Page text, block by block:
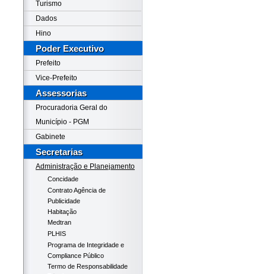
Turismo
Dados
Hino
Poder Executivo
Prefeito
Vice-Prefeito
Assessorias
Procuradoria Geral do
Município - PGM
Gabinete
Secretarias
Administração e Planejamento
Concidade
Contrato Agência de
Publicidade
Habitação
Medtran
PLHIS
Programa de Integridade e
Compliance Público
Termo de Responsabilidade